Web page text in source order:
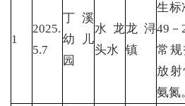
1
2025.
5.7
丁溪
幼儿
园
水龙
头水
龙浔
镇
生标
49
常
放
氨氮